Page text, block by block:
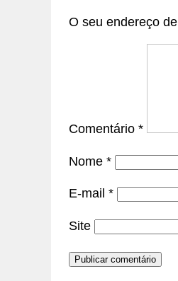
O seu endereço
Comentário *
Nome *
E-mail *
Site